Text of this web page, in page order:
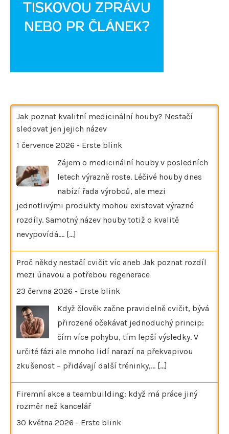
Jak poznat kvalitní medicinální houby? Nestačí
sledovat jen jejich název
1 července 2026 - Erste blink
Zájem o medicinální houby v posledních
letech výrazně roste. Léčivé houby dnes
nabízí řada výrobců, ale mezi
jednotlivými produkty mohou existovat výrazné
rozdíly. Samotný název houby totiž o kvalitě
nevypovídá.… [...]
Proč někdy nestačí cvičit víc aneb Jak poznat rozdíl
mezi únavou a potřebou regenerace
23 června 2026 - Erste blink
Když člověk začne pravidelně cvičit, bývá
přirozené očekávat jednoduchý princip:
čím více pohybu, tím lepší výsledky. V
určité fázi ale mnoho lidí narazí na překvapivou
zkušenost – přidávají další tréninky,… [...]
Firemní akce a teambuilding: když má práce jiný
rozměr než kancelář
30 května 2026 - Erste blink